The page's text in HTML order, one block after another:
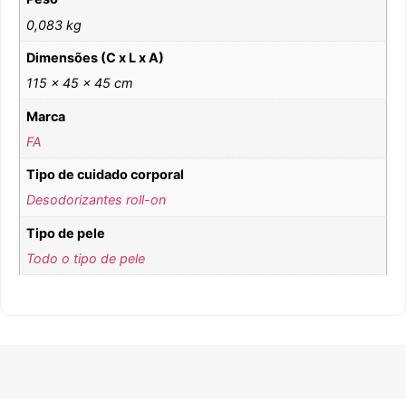
0,083 kg
Dimensões (C x L x A)
115 × 45 × 45 cm
Marca
FA
Tipo de cuidado corporal
Desodorizantes roll-on
Tipo de pele
Todo o tipo de pele